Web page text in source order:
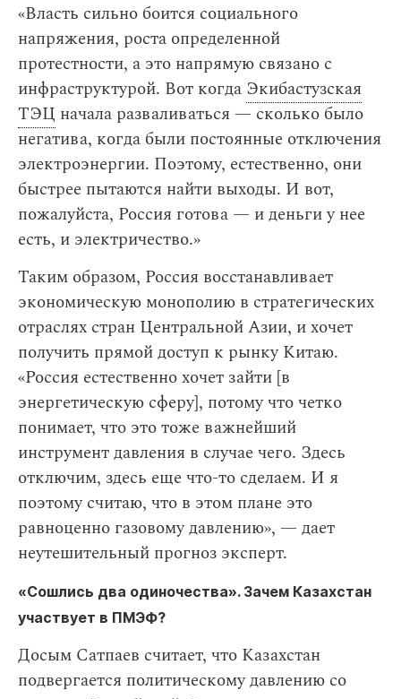
«Власть сильно боится социального
напряжения, роста определенной
протестности, а это напрямую связано с
инфраструктурой. Вот когда Экибастузская
ТЭЦ начала разваливаться — сколько было
негатива, когда были постоянные отключения
электроэнергии. Поэтому, естественно, они
быстрее пытаются найти выходы. И вот,
пожалуйста, Россия готова — и деньги у нее
есть, и электричество.»
Таким образом, Россия восстанавливает
экономическую монополию в стратегических
отраслях стран Центральной Азии, и хочет
получить прямой доступ к рынку Китаю.
«Россия естественно хочет зайти [в
энергетическую сферу], потому что четко
понимает, что это тоже важнейший
инструмент давления в случае чего. Здесь
отключим, здесь еще что-то сделаем. И я
поэтому считаю, что в этом плане это
равноценно газовому давлению», — дает
неутешительный прогноз эксперт.
«Сошлись два одиночества». Зачем Казахстан
участвует в ПМЭФ?
Досым Сатпаев считает, что Казахстан
подвергается политическому давлению со